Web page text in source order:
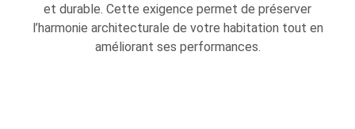
et durable. Cette exigence permet de préserver
l’harmonie architecturale de votre habitation tout en
améliorant ses performances.